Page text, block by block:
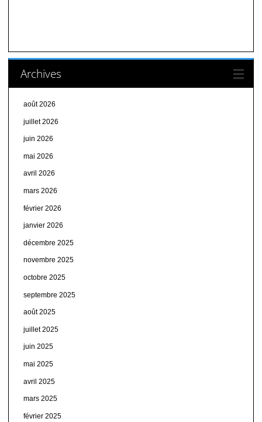
Archives
août 2026
juillet 2026
juin 2026
mai 2026
avril 2026
mars 2026
février 2026
janvier 2026
décembre 2025
novembre 2025
octobre 2025
septembre 2025
août 2025
juillet 2025
juin 2025
mai 2025
avril 2025
mars 2025
février 2025